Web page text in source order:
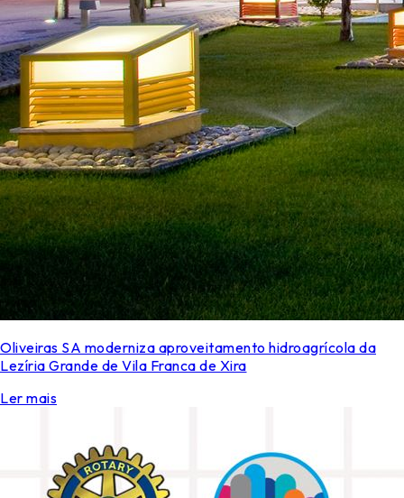
Oliveiras SA moderniza aproveitamento hidroagrícola da
Lezíria Grande de Vila Franca de Xira
Ler mais